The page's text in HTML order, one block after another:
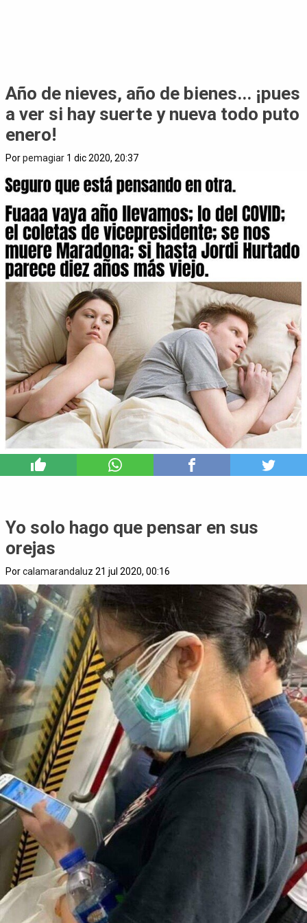
Año de nieves, año de bienes... ¡pues
a ver si hay suerte y nueva todo puto
enero!
Porpemagiar 1 dic 2020, 20:37
Yo solo hago que pensar en sus
orejas
Porcalamarandaluz 21 jul 2020, 00:16